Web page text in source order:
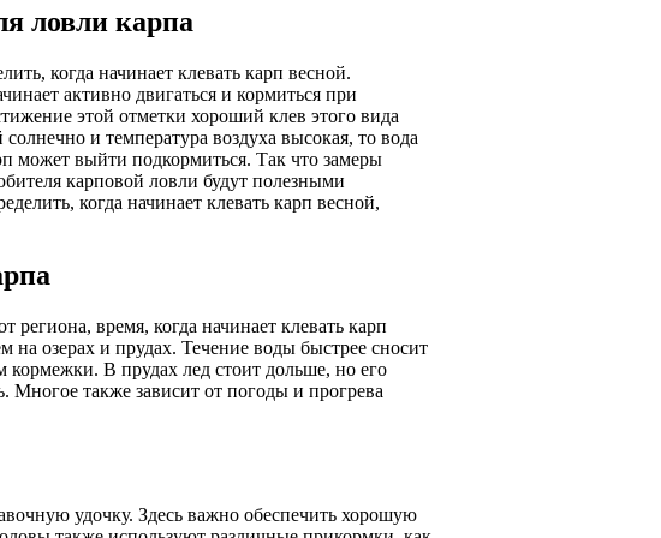
ловли карпа
когда начинает клевать карп весной.
активно двигаться и кормиться при
этой отметки хороший клев этого вида
и температура воздуха высокая, то вода
может выйти подкормиться. Так что замеры
карповой ловли будут полезными
когда начинает клевать карп весной,
время, когда начинает клевать карп
на озерах и прудах. Течение воды быстрее сносит
кормежки. В прудах лед стоит дольше, но его
Многое также зависит от погоды и прогрева
удочку. Здесь важно обеспечить хорошую